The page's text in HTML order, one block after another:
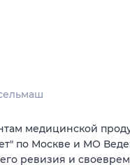
медицинской
по Москве и МО
ревизия и